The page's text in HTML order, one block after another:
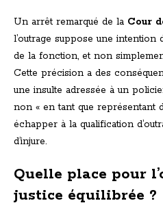
Un arrêt remarqué de la Cour
l’outrage suppose une
de la fonction, et non
Cette précision a des
une insulte adressée à un
non « en tant que représentant
échapper à la qualification
d’injure.
Quelle place pour
justice équilibrée ?